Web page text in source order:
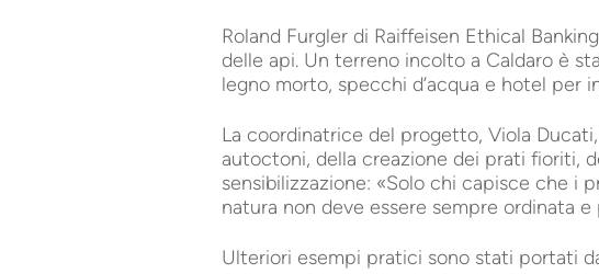
Roland Furgler di Raiffeisen Ethical
delle api. Un terreno incolto a Caldaro è
legno morto, specchi d’acqua e hotel per
La coordinatrice del progetto, Viola
autoctoni, della creazione dei prati fioriti,
sensibilizzazione: «Solo chi capisce che i
natura non deve essere sempre ordinata
Ulteriori esempi pratici sono stati portati